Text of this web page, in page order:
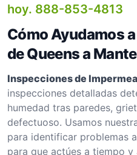
hoy. 888-853-4813
Cómo Ayudamos
de Queens a
Inspecciones de
inspecciones detalladas
humedad tras paredes,
defectuoso. Usamos
para identificar problemas
para que actúes a tiempo y